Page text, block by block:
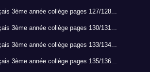
3ème année collège pages 127/128...
3ème année collège pages 130/131...
3ème année collège pages 133/134...
3ème année collège pages 135/136...